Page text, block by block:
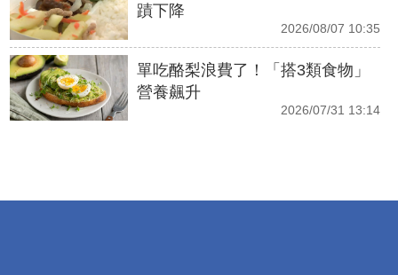
蹟下降
2026/08/07 10:35
單吃酪梨浪費了！「搭3類食物」
營養飆升
2026/07/31 13:14